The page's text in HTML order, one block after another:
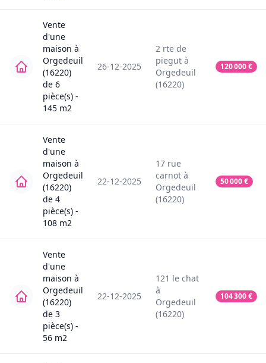
Vente
d'une
maison à
Orgedeuil
(16220)
de 6
pièce(s) -
145 m2
26-12-2025
2 rte de
piegut à
Orgedeuil
(16220)
120 000€
Vente
d'une
maison à
Orgedeuil
(16220)
de 4
pièce(s) -
108 m2
22-12-2025
17 rue
carnot à
Orgedeuil
(16220)
50 000€
Vente
d'une
maison à
Orgedeuil
(16220)
de 3
pièce(s) -
56 m2
22-12-2025
121 le chat
à
Orgedeuil
(16220)
104 300€